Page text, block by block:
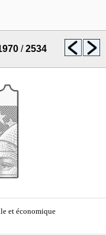
/2534
et économique